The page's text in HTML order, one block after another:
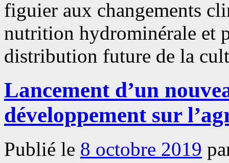
figuier aux changements
nutrition hydrominérale et
distribution future de la
Lancement d’un
développement sur
Publié le 8 octobre 2019